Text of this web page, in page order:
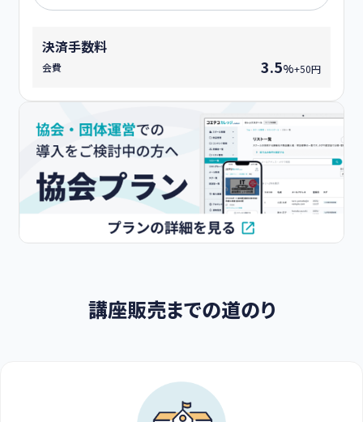
決済手数料
会費 3.5%+50円
講座販売までの道のり